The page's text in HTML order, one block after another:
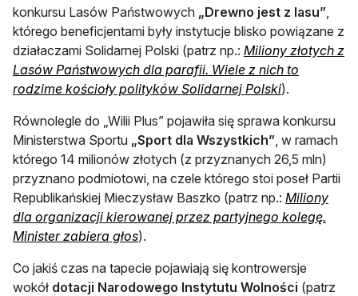
konkursu Lasów Państwowych „Drewno jest z lasu”
którego beneficjentami były instytucje blisko powiązane z
działaczami Solidarnej Polski (patrz np.: Miliony złotych z
Lasów Państwowych dla parafii. Wiele z nich to
rodzime kościoły polityków Solidarnej Polskiotwiera się
).
Równolegle do „Wilii Plus” pojawiła się sprawa konkursu
Ministerstwa Sportu „Sport dla Wszystkich” , w ramach
którego 14 milionów złotych (z przyznanych 26,5 mln)
przyznano podmiotowi, na czele którego stoi poseł Partii
Republikańskiej Mieczysław Baszko (patrz np.: Miliony
dla organizacji kierowanej przez partyjnego kolegę.
Minister zabiera głosotwiera się w nowej karcie
).
Co jakiś czas na tapecie pojawiają się kontrowersje
wokół dotacji Narodowego Instytutu Wolności (patrz